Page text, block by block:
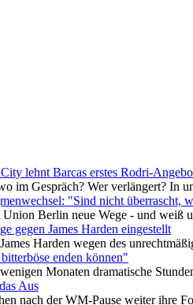
lehnt Barcas erstes Rodri-
im Gespräch? Wer verlängert? In
"Sind nicht überrascht,
Berlin neue Wege - und weiß
gegen James Harden eingestellt
Harden wegen des
enden können"
Monaten dramatische
Aus
nach der WM-Pause weiter ihre